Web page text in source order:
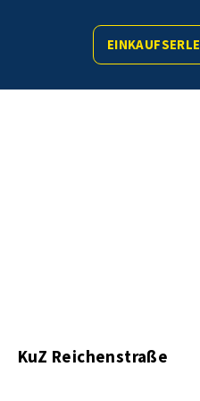
KuZ Reichenstraße